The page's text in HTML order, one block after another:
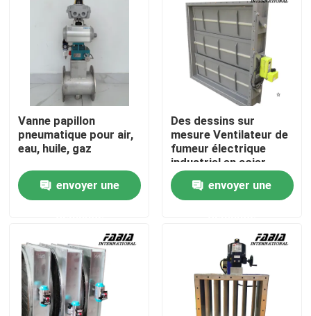
À propos de nous
Visite de l'usine
Contrôle de la qualité
Nous contacter
Robinet à tournant sphérique pneumatique
Vanne papillon pneumatique
Vanne papillon
pneumatique pour air,
eau, huile, gaz
envoyer une
Des dessins sur
mesure Ventilateur de
fumeur électrique
industriel en acier
inoxydable Autres
matériauxenvoyer une